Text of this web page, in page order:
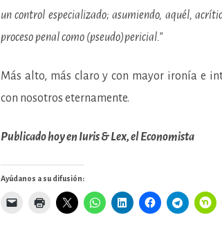
un control especializado; asumiendo, aquél,
proceso penal como (pseudo)pericial.”
Más alto, más claro y con mayor ironía e
con nosotros eternamente.
Publicado hoy en Iuris & Lex, el Economista
Ayúdanos a su difusión: